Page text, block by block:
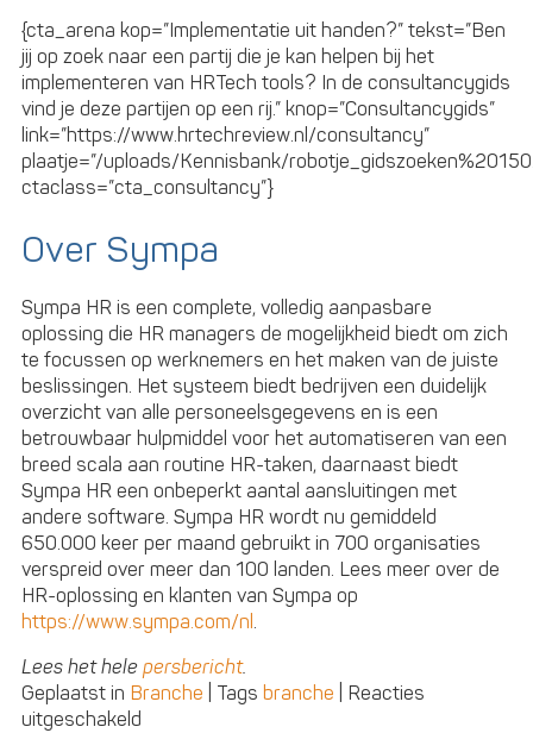
{cta_arena kop=”Implementatie uit handen?” tekst=”Ben
jij op zoek naar een partij die je kan helpen bij het
implementeren van HRTech tools? In de consultancygids
vind je deze partijen op een rij.” knop=”Consultancygids”
link=”https://www.hrtechreview.nl/consultancy”
plaatje=”/uploads/Kennisbank/
ctaclass=”cta_consultancy”}
Over Sympa
Sympa HR is een complete, volledig aanpasbare
oplossing die HR managers de mogelijkheid biedt om zich
te focussen op werknemers en het maken van de juiste
beslissingen. Het systeem biedt bedrijven een duidelijk
overzicht van alle personeelsgegevens en is een
betrouwbaar hulpmiddel voor het automatiseren van een
breed scala aan routine HR-taken, daarnaast biedt
Sympa HR een onbeperkt aantal aansluitingen met
andere software. Sympa HR wordt nu gemiddeld
650.000 keer per maand gebruikt in 700 organisaties
verspreid over meer dan 100 landen. Lees meer over de
HR-oplossing en klanten van Sympa op
https://www.sympa.com/nl .
Lees het helepersbericht.
Geplaatst in Branche Tags branche
Reacties
uitgeschakeld